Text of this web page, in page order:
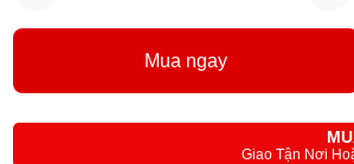
Giao Tận Nơi
Mua ngay